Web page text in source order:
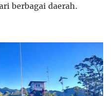
berbagai daerah.